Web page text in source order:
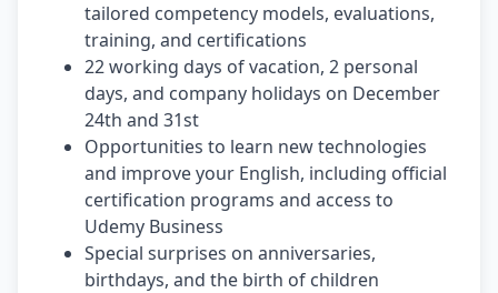
tailored competency models, evaluations,
training, and certifications
22 working days of vacation, 2 personal
days, and company holidays on December
24th and 31st
Opportunities to learn new technologies
and improve your English, including official
certification programs and access to
Udemy Business
Special surprises on anniversaries,
birthdays, and the birth of children